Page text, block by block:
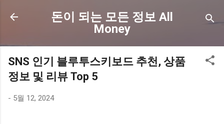
기본 콘텐츠로 건너뛰기
돈이 되는 모든 정보 All
Money
SNS 인기 블루투스키보드 추천, 상품
정보 및 리뷰 Top 5
- 5월 12, 2024